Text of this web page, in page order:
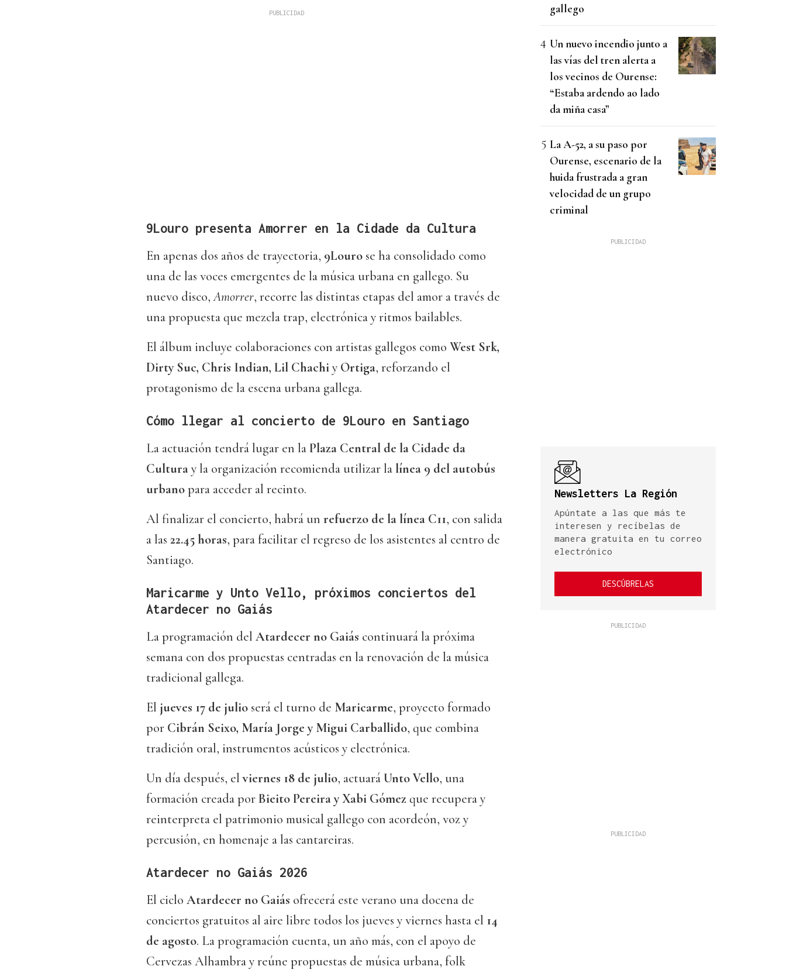
9Louro presenta Amorrer en la Cidade da Cultura
En apenas dos años de trayectoria, 9Louro se ha consolidado como
una de las voces emergentes de la música urbana en gallego. Su
nuevo disco,Amorrer, recorre las distintas etapas del amor a través de
una propuesta que mezcla trap, electrónica y ritmos bailables.
El álbum incluye colaboraciones con artistas gallegos como West Srk,
Dirty Suc, Chris Indian, Lil Chachiy Ortiga, reforzando el
protagonismo de la escena urbana gallega.
Cómo llegar al concierto de 9Louro en Santiago
La actuación tendrá lugar en laPlaza Central de la Cidade da
Culturay la organización recomienda utilizar la línea 9 del autobús
urbanopara acceder al recinto.
Al finalizar el concierto, habrá un refuerzo de la línea C11, con salida
a las 22.45 horas, para facilitar el regreso de los asistentes al centro de
Santiago.
Maricarme y Unto Vello, próximos conciertos del
Atardecer no Gaiás
La programación del Atardecer no Gaiás continuará la próxima
semana con dos propuestas centradas en la renovación de la música
tradicional gallega.
El jueves 17 de julio será el turno de Maricarme, proyecto formado
por Cibrán Seixo, María Jorge y Migui Carballido, que combina
tradición oral, instrumentos acústicos y electrónica.
Un día después, elviernes 18 de julio, actuaráUnto Vello, una
formación creada porBieito Pereira y Xabi Gómez que recupera y
reinterpreta el patrimonio musical gallego con acordeón, voz y
percusión, en homenaje a las cantareiras.
Atardecer no Gaiás 2026
El ciclo Atardecer no Gaiás ofrecerá este verano una docena de
conciertos gratuitos al aire libre todos los jueves y viernes hasta el 14
de agosto. La programación cuenta, un año más, con el apoyo de
Cervezas Alhambra y reúne propuestas de música urbana, folk
gallego
Un nuevo incendio junto a
las vías del tren alerta a
los vecinos de Ourense:
“Estaba ardendo ao lado
da miña casa”
La A-52, a su paso por
Ourense, escenario de la
huida frustrada a gran
velocidad de un grupo
criminal
Newsletters La Región
Apúntate a las que más te
interesen y recíbelas de
manera gratuita en tu correo
electrónico
DESCÚBRELAS